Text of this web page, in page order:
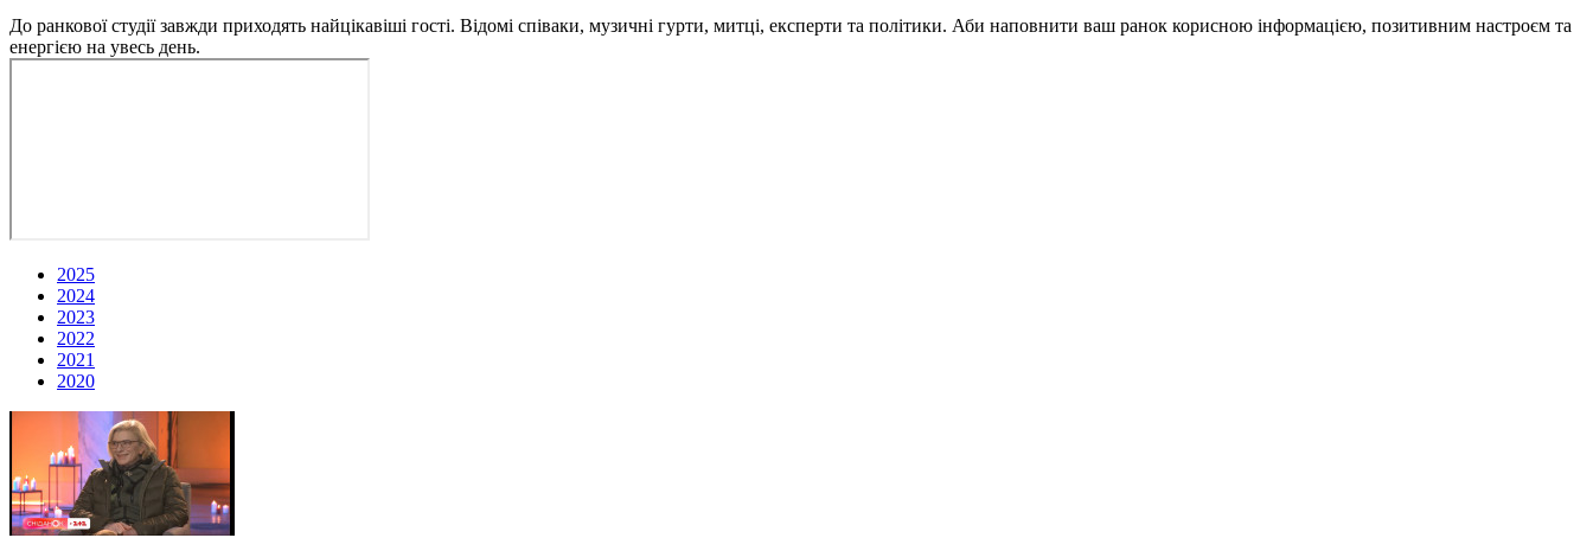
До ранкової студії завжди приходять найцікавіші гості. Відомі співаки, музичні гурти, митці, експерти та політики. Аби наповнити ваш ранок корисною інформацією, позитивним настроєм та
енергією на увесь день.
2025
2024
2023
2022
2021
2020